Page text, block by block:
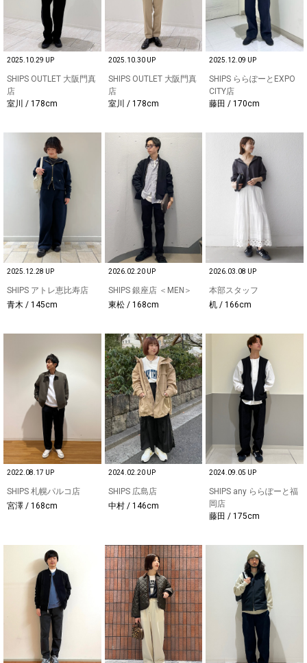
2025.10.29 UP
SHIPS OUTLET 大阪門真
店
室川 / 178cm
2025.10.30 UP
SHIPS OUTLET 大阪門真
店
室川 / 178cm
2025.12.09 UP
SHIPS ららぽーとEXPO
CITY店
藤田 / 170cm
2025.12.28 UP
SHIPS アトレ恵比寿店
青木 / 145cm
2026.02.20 UP
SHIPS 銀座店 ＜MEN＞
東松 / 168cm
2026.03.08 UP
本部スタッフ
机 / 166cm
2022.08.17 UP
SHIPS 札幌パルコ店
宮澤 / 168cm
2024.02.20 UP
SHIPS 広島店
中村 / 146cm
2024.09.05 UP
SHIPS any ららぽーと福
岡店
藤田 / 175cm